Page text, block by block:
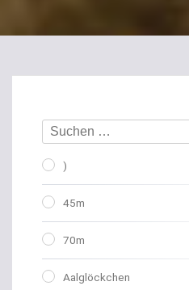
)
45m
70m
Aalglöckchen